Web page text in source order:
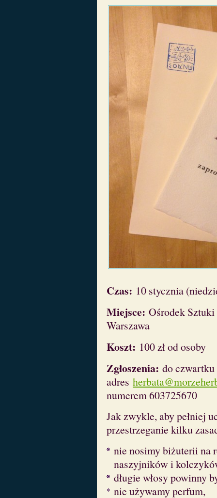
Czas: 10 stycznia
Miejsce: Ośrodek
Warszawa
Koszt: 100 zł od osoby
Zgłoszenia: do
adres
numerem 603725670
Jak zwykle, aby pełniej
przestrzeganie kilku
nie nosimy biżuterii na
naszyjników i
długie włosy powinny
nie używamy perfum,